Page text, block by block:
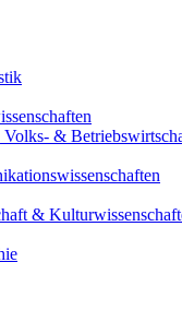
Volks- &
&